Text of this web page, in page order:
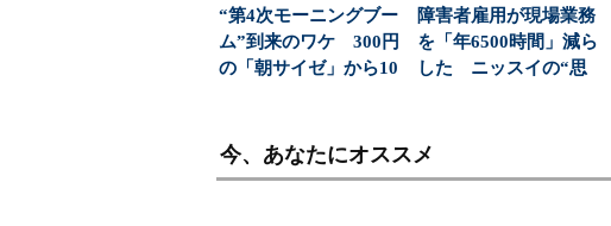
“第4次モーニングブー
ム”到来のワケ 300円
の「朝サイゼ」から10
障害者雇用が現場業務
を「年6500時間」減ら
した ニッスイの“思
今、あなたにオススメ